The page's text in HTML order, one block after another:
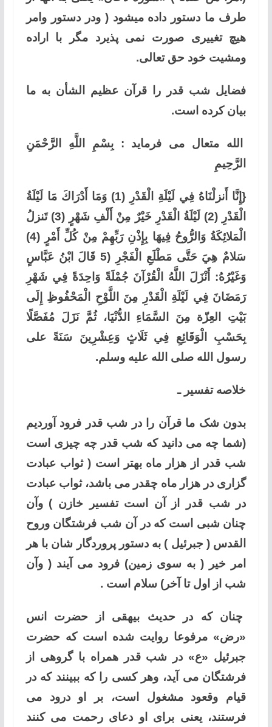
طرف ما دستور داده میشود ( ودر دستور وامر
هیچ تغییری صورت نمی پذیرد مگر با اراده
ومشیت خود حق تعالی.
فضایل شب قدر را قرآن عظیم الشأن به ما
بیان کرده است.
الله متعال می فرماید : بِسْمِ اللَّهِ الرَّحْمَنِ
الرَّحِيمِ
{إِنَّا أَنزلْنَاهُ فِي لَيْلَةِ الْقَدْرِ (1) وَمَا أَدْرَاكَ مَا لَيْلَةُ
الْقَدْرِ (2) لَيْلَةُ الْقَدْرِ خَيْرٌ مِنْ أَلْفِ شَهْرٍ (3) تَنزلُ
الْمَلائِكَةُ وَالرُّوحُ فِيهَا بِإِذْنِ رَبِّهِمْ مِنْ كُلِّ أَمْرٍ (4)
سَلامٌ هِيَ حَتَّى مَطْلَعِ الْفَجْرِ (5 قَالَ ابْنُ عَبَّاسٍ
وَغَيْرُهُ: أَنْزَلَ اللَّهُ الْقُرْآنَ جُمْلَةً وَاحِدَةً فِي شَهْرِ
رَمَضَانَ فِي لَيْلَةِ الْقَدْرِ مِنَ اللَّوْحِ الْمَحْفُوظِ إِلَى
بَيْتِ العِزّة مِنَ السَّمَاءِ الدُّنْيَا، ثُمَّ نَزَلَ مُفَصَّلًا
بِحَسْبِ الْوَقَائِعِ فِي ثَلَاثٍ وَعِشْرِينَ سَنَةً على
رسول الله صلى الله عليه وسلم.
خلاصه تفسیر ـ
بدون شک ما قرآن را در شب قدر فرود آوردیم
(شما چه می دانید که شب قدر چه چیزی است
شب قدر از هزار ماه بهتر است ( ثواب عبادت
گزاری در هزار ماه چقدر می باشد، ثواب عبادت
در شب قدر از آن است تفسیر خازن ) وآن
چنان شبی است که در آن شب فرشتگان وروح
القدس ( جبرئیل ) به دستور پروردگار شان با هر
امر خیر ( به سوی زمین) فرود می آیند ( وآن
شب از اول تا آخر) سلام است .
چنان که در حدیث بیهقی از حضرت انس
«رض» مرفوعا روایت شده است که حضرت
جبرئیل «ع» در شب قدر همراه با گروهی از
فرشتگان می آید، وهر کسی را که ببینند که در
قیام وقعود مشغول است، بر او درود می
فرستند، یعنی برای او دعای رحمت می کنند